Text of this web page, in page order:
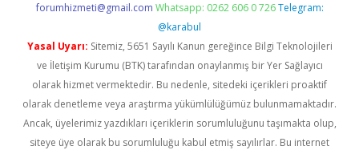
forumhizmeti@gmail.com Whatsapp: 0262 606 0 726 Telegram:
@karabul
Yasal Uyarı: Sitemiz, 5651 Sayılı Kanun gereğince Bilgi Teknolojileri
ve İletişim Kurumu (BTK) tarafından onaylanmış bir Yer Sağlayıcı
olarak hizmet vermektedir. Bu nedenle, sitedeki içerikleri proaktif
olarak denetleme veya araştırma yükümlülüğümüz bulunmamaktadır.
Ancak, üyelerimiz yazdıkları içeriklerin sorumluluğunu taşımakta olup,
siteye üye olarak bu sorumluluğu kabul etmiş sayılırlar. Bu internet